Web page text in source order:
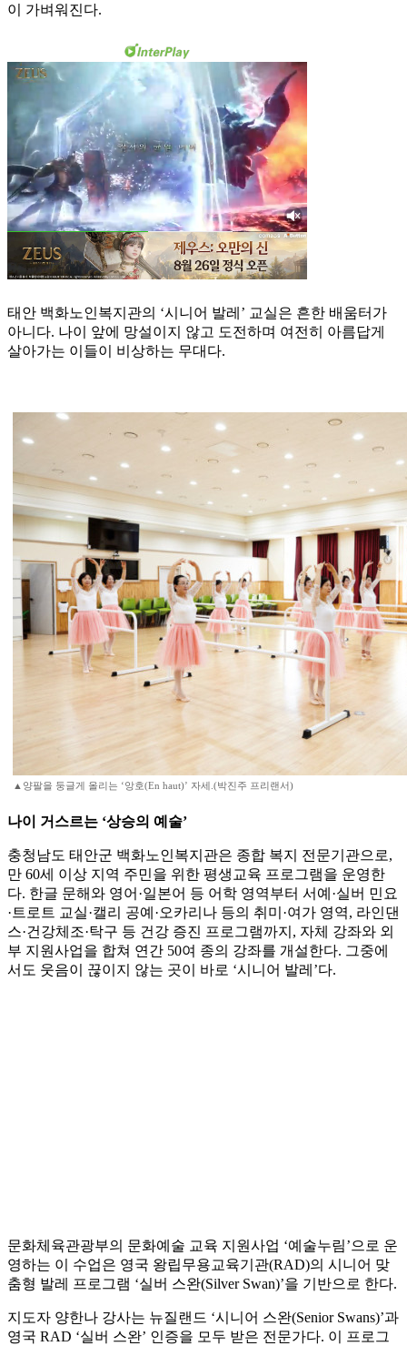
이 가벼워진다.
태안 백화노인복지관의 ‘시니어 발레’ 교실은 흔한 배움터가
아니다. 나이 앞에 망설이지 않고 도전하며 여전히 아름답게
살아가는 이들이 비상하는 무대다.
▲양팔을 둥글게 올리는 ‘앙호(En haut)’ 자세.(박진주 프리랜서)
나이 거스르는 ‘상승의 예술’
충청남도 태안군 백화노인복지관은 종합 복지 전문기관으로,
만 60세 이상 지역 주민을 위한 평생교육 프로그램을 운영한
다. 한글 문해와 영어·일본어 등 어학 영역부터 서예·실버 민요
·트로트 교실·캘리 공예·오카리나 등의 취미·여가 영역, 라인댄
스·건강체조·탁구 등 건강 증진 프로그램까지, 자체 강좌와 외
부 지원사업을 합쳐 연간 50여 종의 강좌를 개설한다. 그중에
서도 웃음이 끊이지 않는 곳이 바로 ‘시니어 발레’다.
문화체육관광부의 문화예술 교육 지원사업 ‘예술누림’으로 운
영하는 이 수업은 영국 왕립무용교육기관(RAD)의 시니어 맞
춤형 발레 프로그램 ‘실버 스완(Silver Swan)’을 기반으로 한다.
지도자 양한나 강사는 뉴질랜드 ‘시니어 스완(Senior Swans)’과
영국 RAD ‘실버 스완’ 인증을 모두 받은 전문가다. 이 프로그